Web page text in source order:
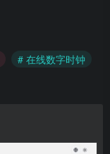
# 在线数字时钟